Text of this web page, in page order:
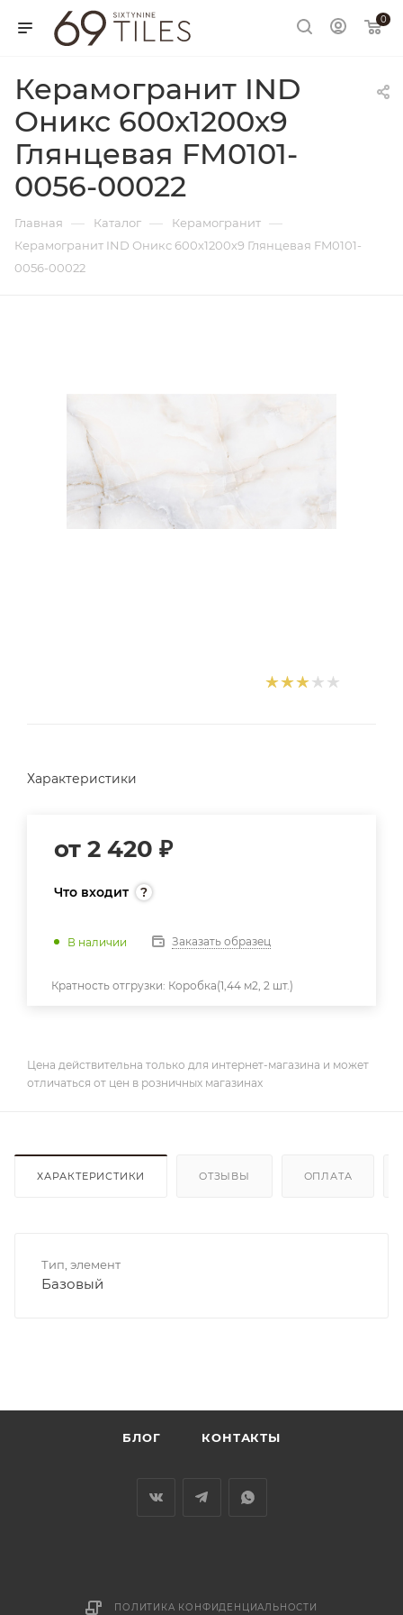
0
Керамогранит IND
Оникс 600х1200х9
Глянцевая FM0101-
0056-00022
Главная — Каталог — Керамогранит —
Керамогранит IND Оникс 600х1200х9 Глянцевая FM0101-
0056-00022
Характеристики
от 2 420 ₽
Что входит
В наличии Заказать образец
Кратность отгрузки: Коробка(1,44 м2, 2 шт.)
Цена действительна только для интернет-магазина и может
отличаться от цен в розничных магазинах
ХАРАКТЕРИСТИКИ ОТЗЫВЫ ОПЛАТА
Тип, элемент
Базовый
БЛОГ КОНТАКТЫ
ПОЛИТИКА КОНФИДЕНЦИАЛЬНОСТИ